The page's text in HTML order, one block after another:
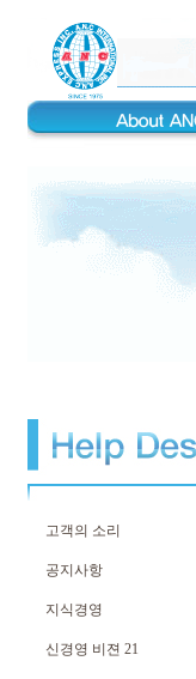
고객의 소리
공지사항
지식경영
신경영 비젼 21